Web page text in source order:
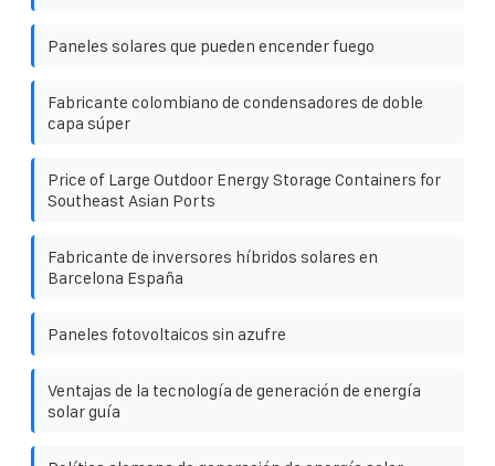
Paneles solares que pueden encender fuego
Fabricante colombiano de condensadores de doble
capa súper
Price of Large Outdoor Energy Storage Containers for
Southeast Asian Ports
Fabricante de inversores híbridos solares en
Barcelona ​​España
Paneles fotovoltaicos sin azufre
Ventajas de la tecnología de generación de energía
solar guía